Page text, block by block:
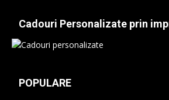
Cadouri Personalizate prin
POPULARE